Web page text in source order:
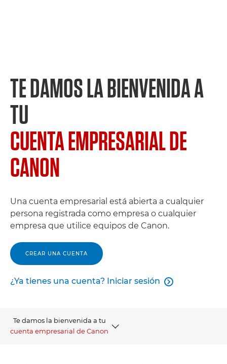
TE DAMOS LA BIENVENIDA A
TU
CUENTA EMPRESARIAL DE
CANON
Una cuenta empresarial está abierta a cualquier
persona registrada como empresa o cualquier
empresa que utilice equipos de Canon.
CREAR UNA CUENTA
¿Ya tienes una cuenta? Iniciar sesión 
Te damos la bienvenida a tu
cuenta empresarial de Canon